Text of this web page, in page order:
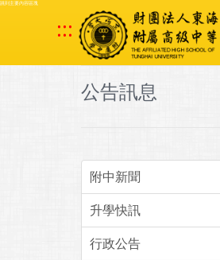
跳到主要內容區塊
:::
公告訊息
附中新聞
升學快訊
行政公告